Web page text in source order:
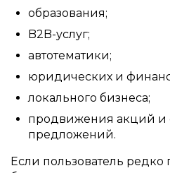
образования;
B2B-услуг;
автотематики;
юридических и
локального бизнеса;
продвижения акций и
предложений.
Если пользователь редко